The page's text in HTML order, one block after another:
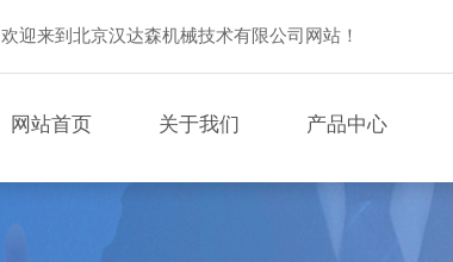
欢迎来到北京汉达森机械技术有限公司网站！
网站首页 关于我们 产品中心